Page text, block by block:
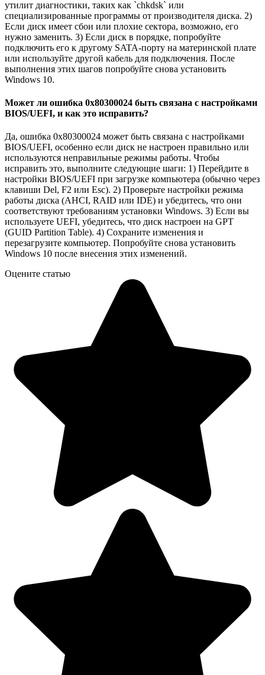
утилит диагностики, таких как `chkdsk` или
специализированные программы от производителя диска. 2)
Если диск имеет сбои или плохие сектора, возможно, его
нужно заменить. 3) Если диск в порядке, попробуйте
подключить его к другому SATA-порту на материнской плате
или используйте другой кабель для подключения. После
выполнения этих шагов попробуйте снова установить
Windows 10.
Может ли ошибка 0x80300024 быть связана с настройками
BIOS/UEFI, и как это исправить?
Да, ошибка 0x80300024 может быть связана с настройками
BIOS/UEFI, особенно если диск не настроен правильно или
используются неправильные режимы работы. Чтобы
исправить это, выполните следующие шаги: 1) Перейдите в
настройки BIOS/UEFI при загрузке компьютера (обычно через
клавиши Del, F2 или Esc). 2) Проверьте настройки режима
работы диска (AHCI, RAID или IDE) и убедитесь, что они
соответствуют требованиям установки Windows. 3) Если вы
используете UEFI, убедитесь, что диск настроен на GPT
(GUID Partition Table). 4) Сохраните изменения и
перезагрузите компьютер. Попробуйте снова установить
Windows 10 после внесения этих изменений.
Оцените статью